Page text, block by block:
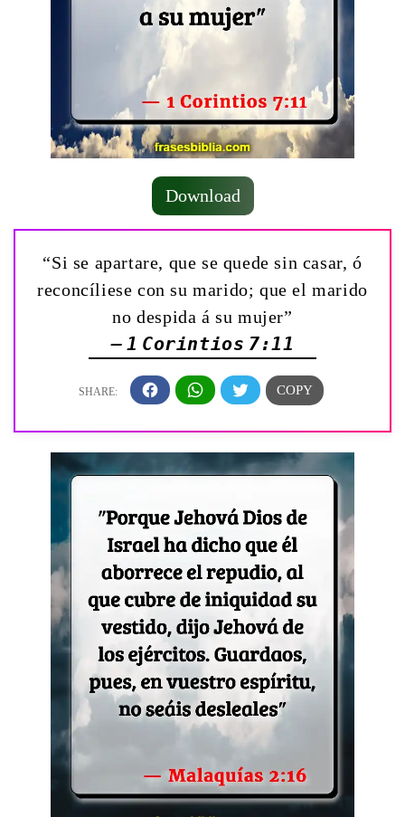
Download
“Si se apartare, que se quede sin casar, ó
reconcíliese con su marido; que el marido
no despida á su mujer”
— 1 Corintios 7:11